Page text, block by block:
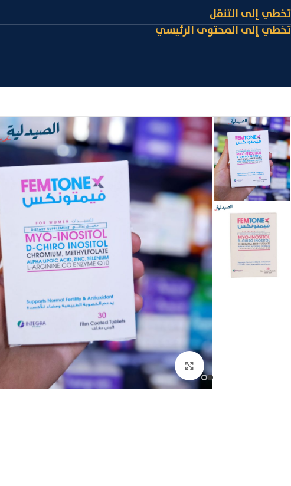
تخطي إلى التنقل
تخطي إلى المحتوى الرئيسي
انقر للتكبير